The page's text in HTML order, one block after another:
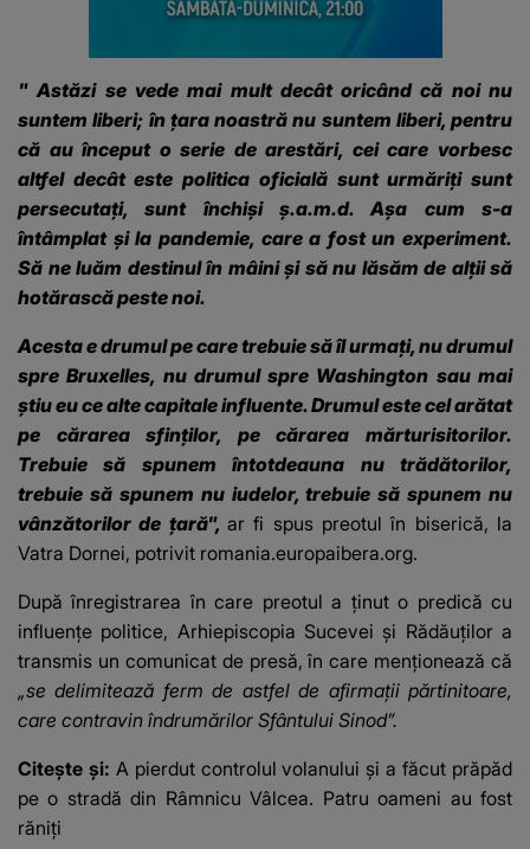
"Astăzi se vede mai mult decât oricând că noi nu
suntem liberi; în țara noastră nu suntem liberi, pentru
că au început o serie de arestări, cei care vorbesc
altfel decât este politica oficială sunt urmăriți sunt
persecutați, sunt închiși ș.a.m.d. Așa cum s-a
întâmplat și la pandemie, care a fost un experiment.
Să ne luăm destinul în mâini și să nu lăsăm de alții să
hotărască peste noi.
Acesta e drumul pe care trebuie să îl urmați, nu drumul
spre Bruxelles, nu drumul spre Washington sau mai
știu eu ce alte capitale influente. Drumul este cel arătat
pe cărarea sfinților, pe cărarea mărturisitorilor.
Trebuie să spunem întotdeauna nu trădătorilor,
trebuie să spunem nu iudelor, trebuie să spunem nu
vânzătorilor de țară", ar fi spus preotul în biserică, la
Vatra Dornei, potrivit romania.europaibera.org.
După înregistrarea în care preotul a ținut o predică cu
influențe politice, Arhiepiscopia Sucevei și Rădăuților a
transmis un comunicat de presă, în care menționează că
„se delimitează ferm de astfel de afirmații părtinitoare,
care contravin îndrumărilor Sfântului Sinod”.
Citește și: A pierdut controlul volanului și a făcut prăpăd
pe o stradă din Râmnicu Vâlcea. Patru oameni au fost
răniți